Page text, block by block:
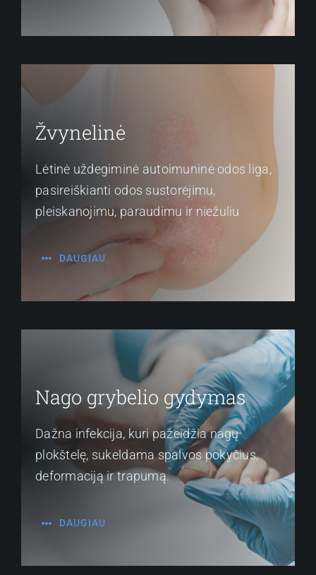
Žvynelinė
Lėtinė uždegiminė autoimuninė odos liga,
pasireiškianti odos sustorėjimu,
pleiskanojimu, paraudimu ir niežuliu
DAUGIAU
Nago grybelio gydymas
Dažna infekcija, kuri pažeidžia nagų
plokštelę, sukeldama spalvos pokyčius,
deformaciją ir trapumą.
DAUGIAU